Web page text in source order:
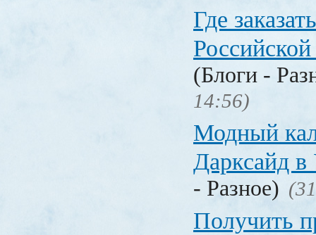
Где
(Блоги -
14:56)
Модный
Дарксайд в
- Разное)
Получить